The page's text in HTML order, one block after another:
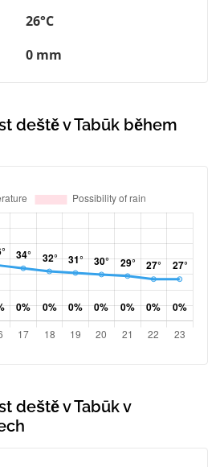
26°C
0 mm
deště v Tabūk během
deště v Tabūk v